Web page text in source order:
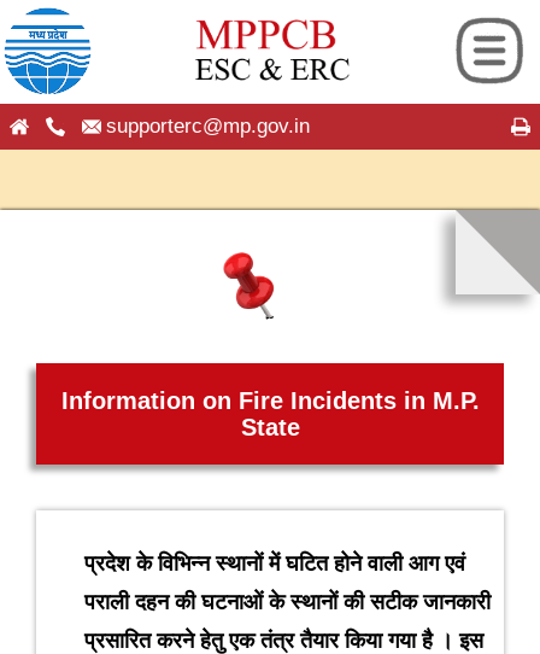
supporterc@mp.gov.in
App
Officers
Board
Information on Fire Incidents in M.P.
State
प्रदेश के विभिन्न स्थानों में घटित होने वाली आग एवं
पराली दहन की घटनाओं के स्थानों की सटीक जानकारी
प्रसारित करने हेतु एक तंत्र तैयार किया गया है । इस